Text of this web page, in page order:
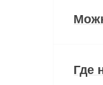
Где